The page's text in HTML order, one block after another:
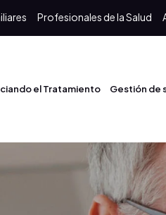
Profesionales de la Salud
el Tratamiento Gestión de